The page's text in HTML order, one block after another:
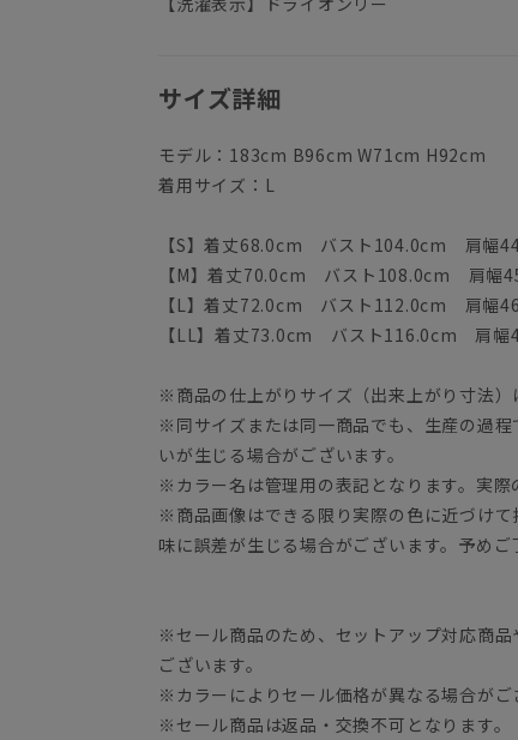
サイズ詳細
モデル：183cm B96cm W71cm H92cm
着用サイズ：L
【S】着丈68.0cm バスト104.0cm 肩幅
【M】着丈70.0cm バスト108.0cm 肩幅
【L】着丈72.0cm バスト112.0cm 肩幅
【LL】着丈73.0cm バスト116.0cm 肩
※商品の仕上がりサイズ（出来上がり寸法）
※同サイズまたは同一商品でも、生産の過
いが生じる場合がございます。
※カラー名は管理用の表記となります。実際
※商品画像はできる限り実際の色に近づけ
味に誤差が生じる場合がございます。予めご
※セール商品のため、セットアップ対応商
ございます。
※カラーによりセール価格が異なる場合がご
※セール商品は返品・交換不可となります。